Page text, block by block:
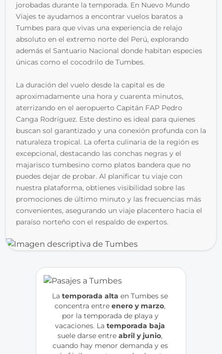
jorobadas durante la temporada. En Nuevo Mundo
Viajes te ayudamos a encontrar vuelos baratos a
Tumbes para que vivas una experiencia de relajo
absoluto en el extremo norte del Perú, explorando
además el Santuario Nacional donde habitan especies
únicas como el cocodrilo de Tumbes.
La duración del vuelo desde la capital es de
aproximadamente una hora y cuarenta minutos,
aterrizando en el aeropuerto Capitán FAP Pedro
Canga Rodríguez. Este destino es ideal para quienes
buscan sol garantizado y una conexión profunda con la
naturaleza tropical. La oferta culinaria de la región es
excepcional, destacando las conchas negras y el
majarisco tumbesino como platos bandera que no
puedes dejar de probar. Al planificar tu viaje con
nuestra plataforma, obtienes visibilidad sobre las
promociones de último minuto y las frecuencias más
convenientes, asegurando un viaje placentero hacia el
paraíso norteño con el respaldo de expertos.
La temporada alta en Tumbes se
concentra entre enero y marzo,
por la temporada de playa y
vacaciones. La
suele darse entre abril y junio,
cuando hay menor demanda y es